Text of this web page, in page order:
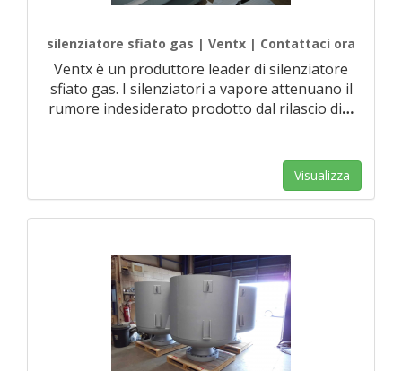
silenziatore sfiato gas | Ventx | Contattaci ora
Ventx è un produttore leader di silenziatore
sfiato gas. I silenziatori a vapore attenuano il
rumore indesiderato prodotto dal rilascio di…
Visualizza